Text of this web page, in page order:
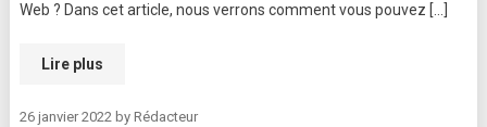
Web ? Dans cet article, nous verrons comment vous pouvez […]
Lire plus
26 janvier 2022by Rédacteur